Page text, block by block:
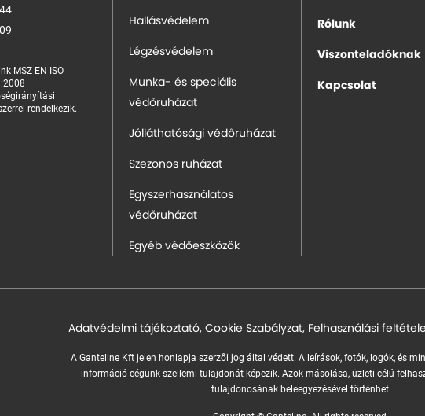
MSZ EN ISO
rendelkezik.
Hallásvédelem
Légzésvédelem
Munka- és speciális
védőruházat
Jólláthatósági védőruházat
Szezonos ruházat
Egyszerhasználatos
védőruházat
Egyéb védőeszközök
Rólunk
Viszonteladóknak
Kapcsolat
Adatvédelmi tájékoztató, Cookie Szabályzat, Felhasználási
A Ganteline Kft jelen honlapja szerzői jog által védett. A leírások, fotók, logók, és
információ cégünk szellemi tulajdonát képezik. Azok másolása, üzleti célú
tulajdonosának beleegyezésével történhet.